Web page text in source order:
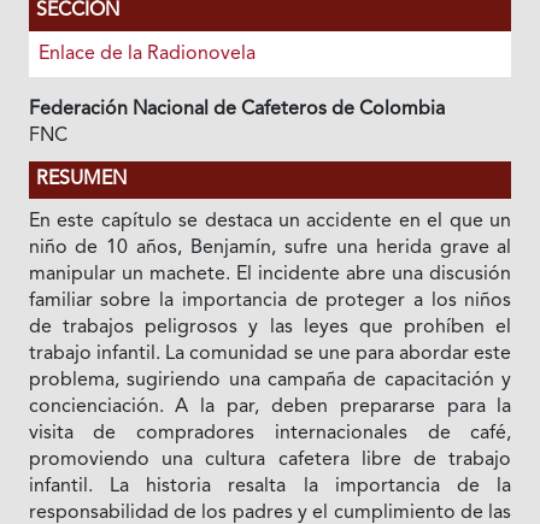
SECCIÓN
Enlace de la Radionovela
Federación Nacional de Cafeteros de Colombia
FNC
RESUMEN
En este capítulo se destaca un accidente en el que un
niño de 10 años, Benjamín, sufre una herida grave al
manipular un machete. El incidente abre una discusión
familiar sobre la importancia de proteger a los niños
de trabajos peligrosos y las leyes que prohíben el
trabajo infantil. La comunidad se une para abordar este
problema, sugiriendo una campaña de capacitación y
concienciación. A la par, deben prepararse para la
visita de compradores internacionales de café,
promoviendo una cultura cafetera libre de trabajo
infantil. La historia resalta la importancia de la
responsabilidad de los padres y el cumplimiento de las